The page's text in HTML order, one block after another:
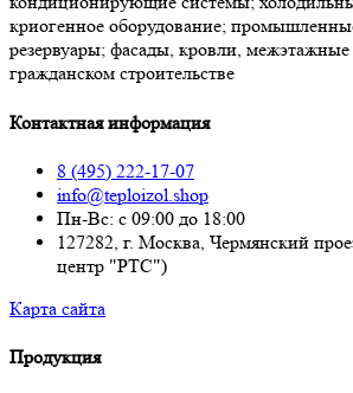
криогенное оборудование;
резервуары; фасады, кровли,
гражданском строительстве
Контактная информация
8 (495) 222-17-07
info@teploizol.shop
Пн-Вс: с 09:00 до 18:00
127282, г. Москва, Чермянский
центр "РТС")
Карта сайта
Продукция